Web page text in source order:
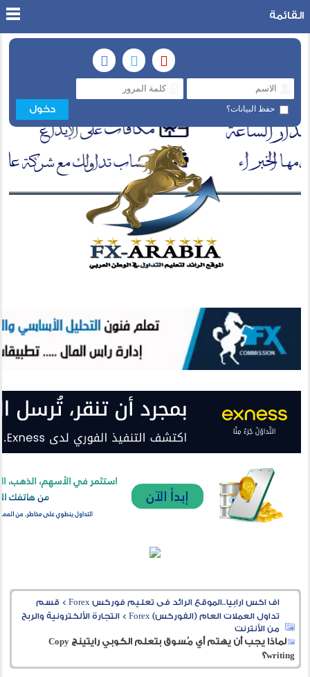
حفظ البيانات؟
القائمة
اف اكس ارابيا..الموقع الرائد فى تعليم فوركس Forex > قسم
تداول العملات العام (الفوركس) Forex
>التجارة الألكترونية والربح
من الأنترنت
لماذا يجب أن يهتم أي مُسوق بتعلم الكوبي رايتينج Copy
writing؟